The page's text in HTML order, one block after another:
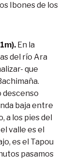
Ibones de los
En la
del río Ara
que
descenso
baja entre
a los pies del
valle es el
es el Tapou
pasamos